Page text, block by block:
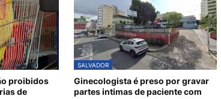
proibidos
de
SALVADOR
Ginecologista é preso por gravar
partes intimas de paciente com